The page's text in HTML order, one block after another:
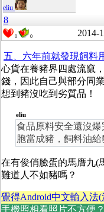
eliu
8
0 0 2014-
五、六年前就發現飼料
心貨在養豬界四處流竄
錢，因此自己與部分同
想到豬沒吃到劣質品！
eliu
食品原料安全還沒
胞當成豬，飼料油給
在有俊俏臉蛋的馬膺九(
難道人不如豬嗎？
覺得Android中文輸入法
手機照相看照片不方便